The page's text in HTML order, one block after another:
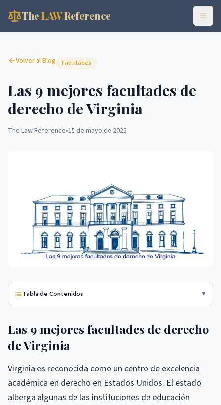
TheLAWReference
Volver al Blog Facultades
Las 9 mejores facultades de
derecho de Virginia
The Law Reference•15 de mayo de 2025
Tabla de Contenidos ▼
Las 9 mejores facultades de derecho
de Virginia
Virginia es reconocida como un centro de excelencia
académica en derecho en Estados Unidos. El estado
alberga algunas de las instituciones de educación